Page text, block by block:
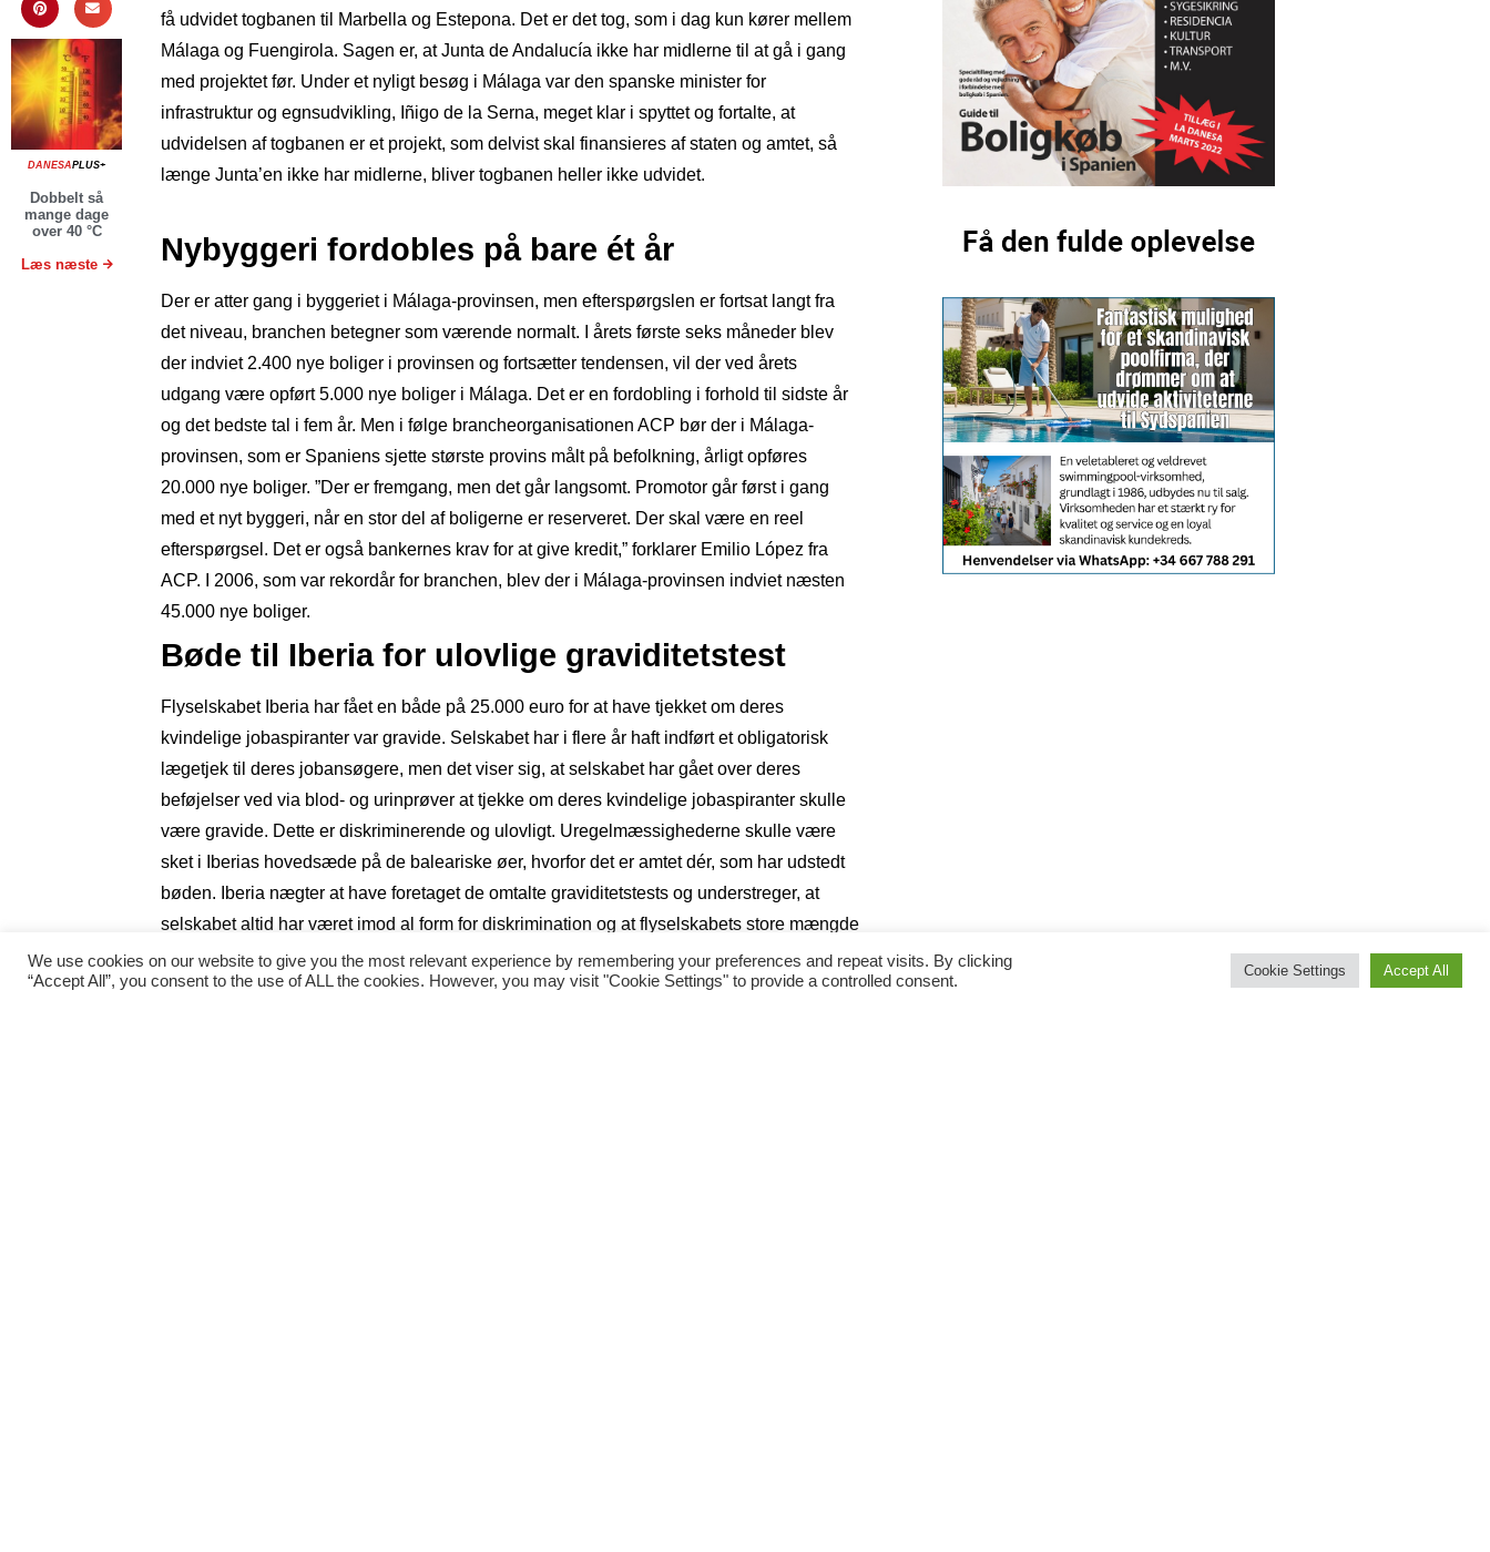
DANESAPLUS+
Dobbelt så
mange dage
over 40 °C
Læs næste
få udvidet togbanen til Marbella og Estepona. Det er det tog, som i dag kun kører mellem
Málaga og Fuengirola. Sagen er, at Junta de Andalucía ikke har midlerne til at gå i gang
med projektet før. Under et nyligt besøg i Málaga var den spanske minister for
infrastruktur og egnsudvikling, Iñigo de la Serna, meget klar i spyttet og fortalte, at
udvidelsen af togbanen er et projekt, som delvist skal finansieres af staten og amtet, så
længe Junta’en ikke har midlerne, bliver togbanen heller ikke udvidet.
Nybyggeri fordobles på bare ét år
Der er atter gang i byggeriet i Málaga-provinsen, men efterspørgslen er fortsat langt fra
det niveau, branchen betegner som værende normalt. I årets første seks måneder blev
der indviet 2.400 nye boliger i provinsen og fortsætter tendensen, vil der ved årets
udgang være opført 5.000 nye boliger i Málaga. Det er en fordobling i forhold til sidste år
og det bedste tal i fem år. Men i følge brancheorganisationen ACP bør der i Málaga-
provinsen, som er Spaniens sjette største provins målt på befolkning, årligt opføres
20.000 nye boliger. ”Der er fremgang, men det går langsomt. Promotor går først i gang
med et nyt byggeri, når en stor del af boligerne er reserveret. Der skal være en reel
efterspørgsel. Det er også bankernes krav for at give kredit,” forklarer Emilio López fra
ACP. I 2006, som var rekordår for branchen, blev der i Málaga-provinsen indviet næsten
45.000 nye boliger.
Bøde til Iberia for ulovlige graviditetstest
Flyselskabet Iberia har fået en både på 25.000 euro for at have tjekket om deres
kvindelige jobaspiranter var gravide. Selskabet har i flere år haft indført et obligatorisk
lægetjek til deres jobansøgere, men det viser sig, at selskabet har gået over deres
beføjelser ved via blod- og urinprøver at tjekke om deres kvindelige jobaspiranter skulle
være gravide. Dette er diskriminerende og ulovligt. Uregelmæssighederne skulle være
sket i Iberias hovedsæde på de baleariske øer, hvorfor det er amtet dér, som har udstedt
bøden. Iberia nægter at have foretaget de omtalte graviditetstests og understreger, at
selskabet altid har været imod al form for diskrimination og at flyselskabets store mængde
kvindelige ansatte på 46 procent af arbejdsstyrken er det bedste eksempel herpå.
We use cookies on our website to give you the most relevant experience by remembering your preferences and repeat visits. By clicking
“Accept All”, you consent to the use of ALL the cookies. However, you may visit "Cookie Settings" to provide a controlled consent.
Cookie Settings Accept All